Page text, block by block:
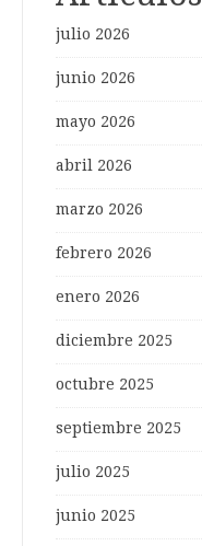
julio 2026
junio 2026
mayo 2026
abril 2026
marzo 2026
febrero 2026
enero 2026
diciembre 2025
octubre 2025
septiembre 2025
julio 2025
junio 2025